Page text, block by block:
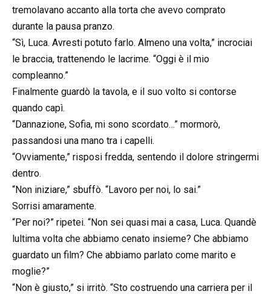
tremolavano accanto alla torta che avevo comprato
durante la pausa pranzo.
“Sì, Luca. Avresti potuto farlo. Almeno una volta,” incrociai
le braccia, trattenendo le lacrime. “Oggi è il mio
compleanno.”
Finalmente guardò la tavola, e il suo volto si contorse
quando capì.
“Dannazione, Sofia, mi sono scordato…” mormorò,
passandosi una mano tra i capelli.
“Ovviamente,” risposi fredda, sentendo il dolore stringermi
dentro.
“Non iniziare,” sbuffò. “Lavoro per noi, lo sai.”
Sorrisi amaramente.
“Per noi?” ripetei. “Non sei quasi mai a casa, Luca. Quandè
lultima volta che abbiamo cenato insieme? Che abbiamo
guardato un film? Che abbiamo parlato come marito e
moglie?”
“Non è giusto,” si irritò. “Sto costruendo una carriera per il